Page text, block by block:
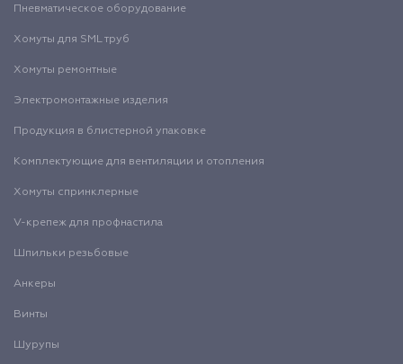
Пневматическое оборудование
Хомуты для SML труб
Хомуты ремонтные
Электромонтажные изделия
Продукция в блистерной упаковке
Комплектующие для вентиляции и отопления
Хомуты спринклерные
V-крепеж для профнастила
Шпильки резьбовые
Анкеры
Винты
Шурупы